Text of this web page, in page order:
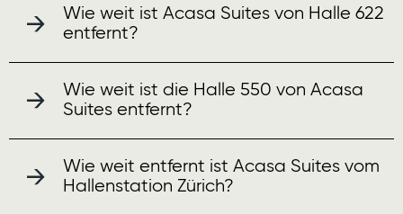
Wie weit ist Acasa Suites von Halle 622
entfernt?
Wie weit ist die Halle 550 von Acasa
Suites entfernt?
Wie weit entfernt ist Acasa Suites vom
Hallenstation Zürich?